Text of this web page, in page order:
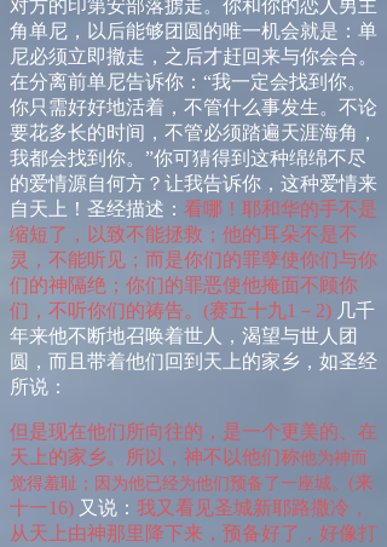
对方的印第安部落掳走。你和你的恋人男主
角单尼，以后能够团圆的唯一机会就是：单
尼必须立即撤走，之后才赶回来与你会合。
在分离前单尼告诉你：“我一定会找到你。
你只需好好地活着，不管什么事发生。不论
要花多长的时间，不管必须踏遍天涯海角，
我都会找到你。”你可猜得到这种绵绵不尽
的爱情源自何方？让我告诉你，这种爱情来
自天上！圣经描述： 看哪！耶和华的手不是
缩短了，以致不能拯救； 他的耳朵不是不
灵，不能听见；而是你们的罪孽使你们与你
们的神隔绝；你们的罪恶使他掩面不顾你
们，不听你们的祷告。 (赛五十九1 － 2) 几千
年来他不断地召唤着世人，渴望与世人团
圆，而且带着他们回到天上的家乡，如圣经
所说：
但是现在他们所向往的，是一个更美的、在
天上的家乡。所以，神不以他们称他为神而
觉得羞耻；因为他已经为他们预备了一座城。 (来
十一16) 又说： 我又看见圣城新耶路撒冷，
从天上由神那里降下来，预备好了，好像打